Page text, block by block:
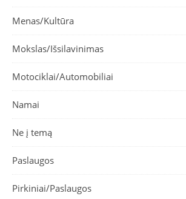
Menas/Kultūra
Mokslas/Išsilavinimas
Motociklai/Automobiliai
Namai
Ne į temą
Paslaugos
Pirkiniai/Paslaugos